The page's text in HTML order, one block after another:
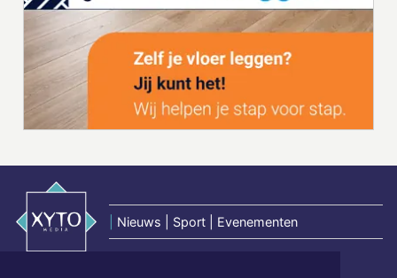
Nieuws | Sport | Evenementen